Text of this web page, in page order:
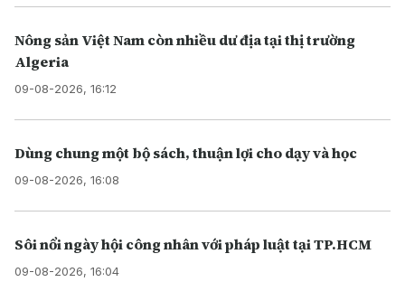
Nông sản Việt Nam còn nhiều dư địa tại thị trường
Algeria
09-08-2026, 16:12
Dùng chung một bộ sách, thuận lợi cho dạy và học
09-08-2026, 16:08
Sôi nổi ngày hội công nhân với pháp luật tại TP.HCM
09-08-2026, 16:04